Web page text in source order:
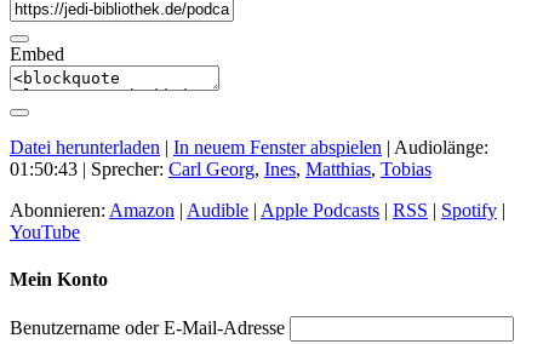
Embed
Datei herunterladen | In neuem Fenster abspielen | Audiolänge:
01:50:43 | Sprecher: Carl Georg, Ines, Matthias, Tobias
Abonnieren: Amazon | Audible | Apple Podcasts | RSS | Spotify |
YouTube
Mein Konto
Benutzername oder E-Mail-Adresse